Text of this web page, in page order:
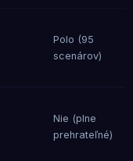
Polo (95
scenárov)
Nie (plne
prehrateľné)